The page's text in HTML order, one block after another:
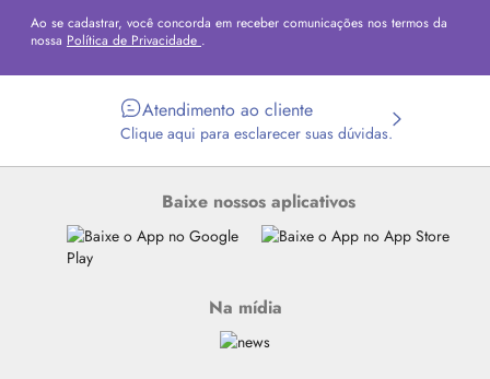
Ao se cadastrar, você concorda em receber comunicações nos termos da
nossa Política de Privacidade .
Atendimento ao cliente
Clique aqui para esclarecer suas dúvidas.
Baixe nossos aplicativos
Na mídia